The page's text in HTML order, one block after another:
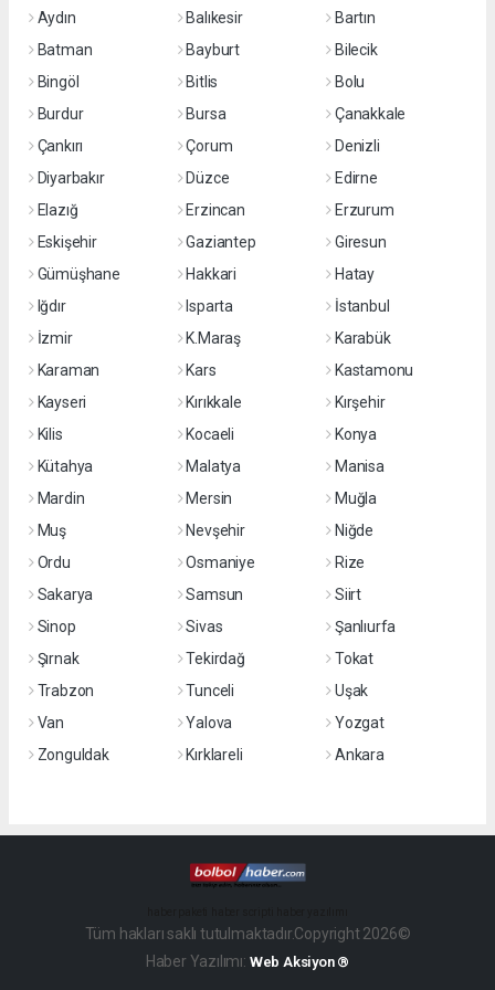
Aydın
Balıkesir
Bartın
Batman
Bayburt
Bilecik
Bingöl
Bitlis
Bolu
Burdur
Bursa
Çanakkale
Çankırı
Çorum
Denizli
Diyarbakır
Düzce
Edirne
Elazığ
Erzincan
Erzurum
Eskişehir
Gaziantep
Giresun
Gümüşhane
Hakkari
Hatay
Iğdır
Isparta
İstanbul
İzmir
K.Maraş
Karabük
Karaman
Kars
Kastamonu
Kayseri
Kırıkkale
Kırşehir
Kilis
Kocaeli
Konya
Kütahya
Malatya
Manisa
Mardin
Mersin
Muğla
Muş
Nevşehir
Niğde
Ordu
Osmaniye
Rize
Sakarya
Samsun
Siirt
Sinop
Sivas
Şanlıurfa
Şırnak
Tekirdağ
Tokat
Trabzon
Tunceli
Uşak
Van
Yalova
Yozgat
Zonguldak
Kırklareli Ankara
Tüm hakları saklı tutulmaktadır.Copyright 2026©
Haber Yazılımı: Web Aksiyon ®